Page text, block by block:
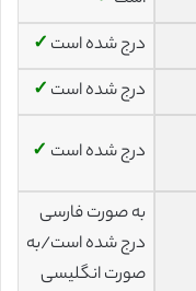
درج شده است ✓
درج شده است ✓
درج شده است ✓
به صورت فارسی
درج شده است/به
صورت انگلیسی